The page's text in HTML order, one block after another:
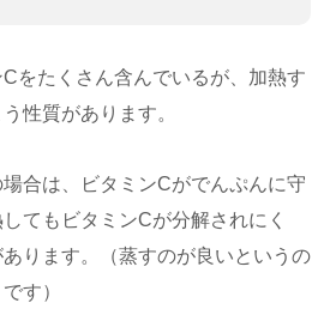
をたくさん含んでいるが、加熱す
性質があります。
合は、ビタミンCがでんぷんに守
てもビタミンCが分解されにく
ります。（蒸すのが良いというの
す）